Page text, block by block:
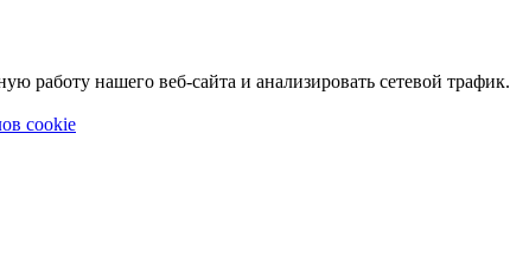
работу нашего веб-сайта и анализировать сетевой трафик.
cookie